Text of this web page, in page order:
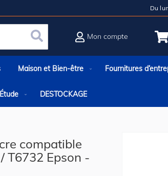
Du
Rechercher
Mon compte
Maison et Bien-être Fournitures
DESTOCKAGE
compatible
T6732 Epson -